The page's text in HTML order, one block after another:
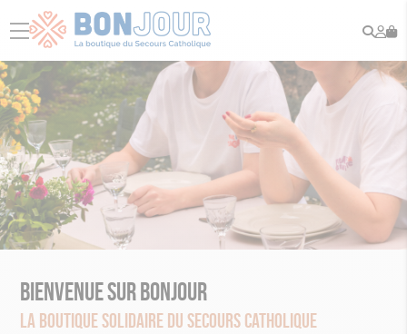
menu
BIENVENUE SUR BONJOUR
LA BOUTIQUE SOLIDAIRE DU SECOURS CATHOLIQUE